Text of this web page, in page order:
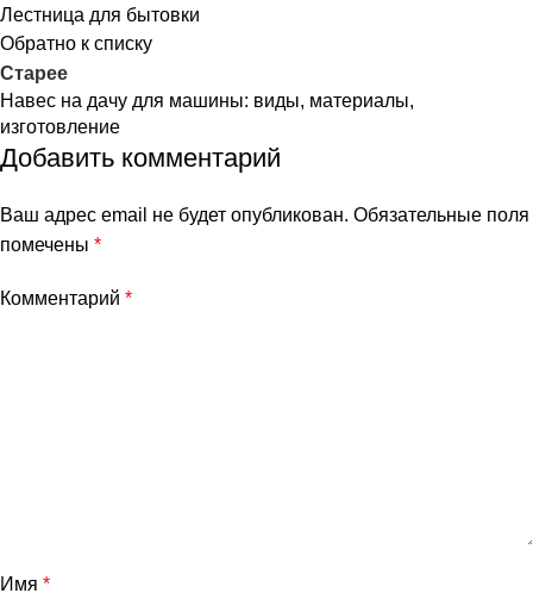
Лестница для бытовки
Обратно к списку
Старее
Навес на дачу для машины: виды, материалы,
изготовление
Добавить комментарий
Ваш адрес email не будет опубликован. Обязательные поля
помечены *
Комментарий *
Имя *